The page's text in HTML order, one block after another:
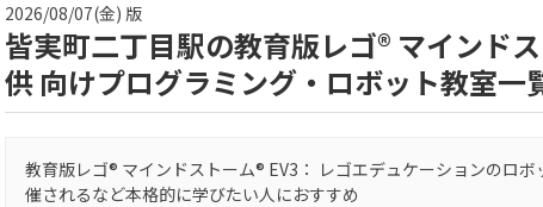
2026/08/07(金) 版
皆実町二丁目駅の教育版レゴ® マインド
供 向けプログラミング・ロボット教室一
教育版レゴ® マインドストーム® EV3： レゴエデュケーションのロ
催されるなど本格的に学びたい人におすすめ